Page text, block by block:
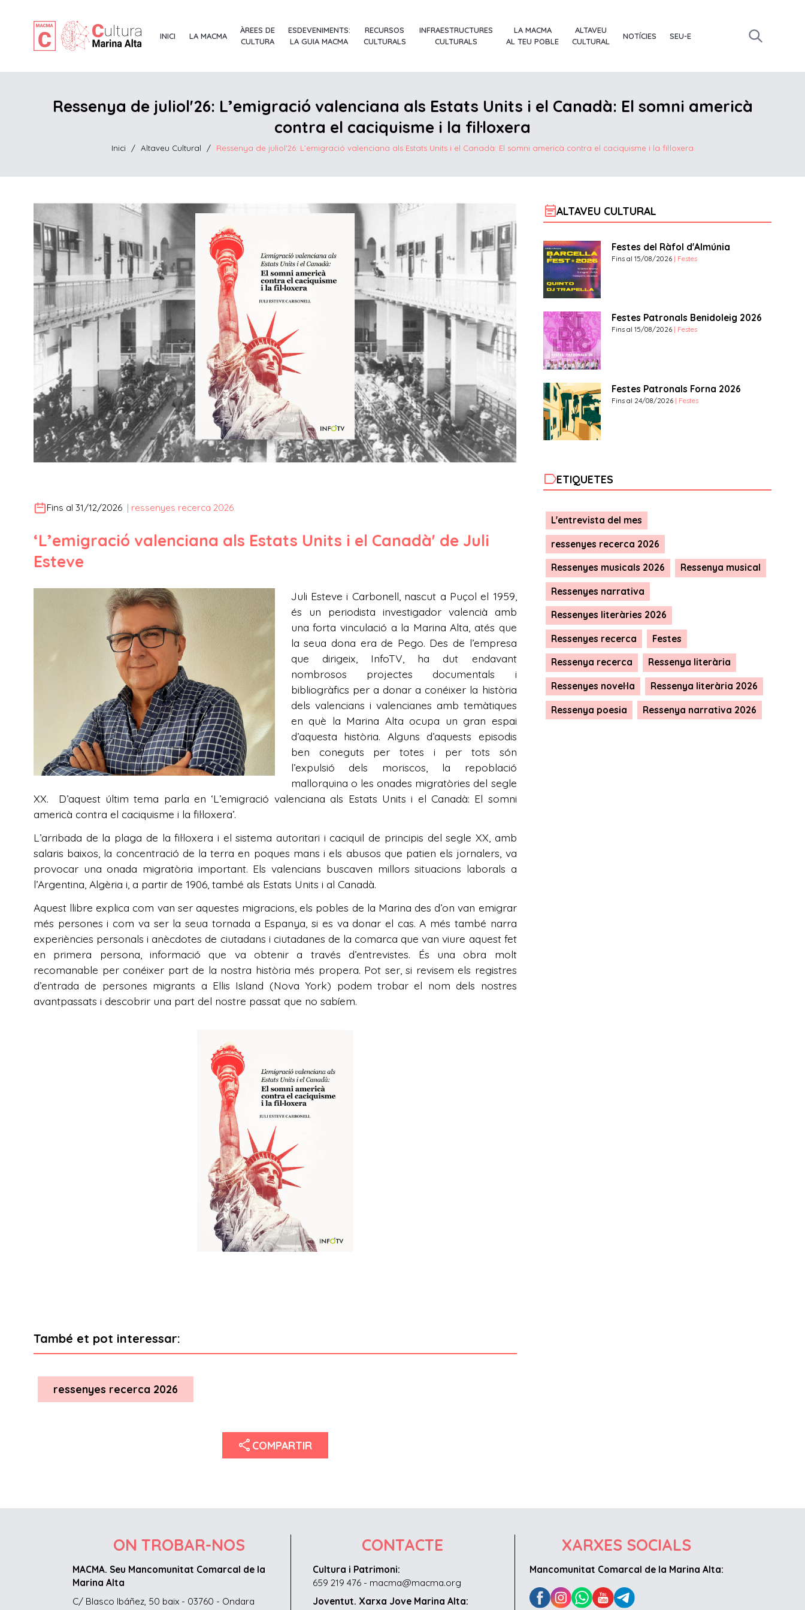
INICI LA MACMA
ÀREES DE
CULTURA
ESDEVENIMENTS:
LA GUIA MACMA
RECURSOS
CULTURALS
INFRAESTRUCTURES
CULTURALS
LA MACMA
AL TEU POBLE
ALTAVEU
CULTURAL
NOTÍCIES SEU-E
Ressenya de juliol'26: L’emigració valenciana als Estats Units i el Canadà: El somni americà
contra el caciquisme i la fil·loxera
Inici / Altaveu Cultural / Ressenya de juliol'26: L’emigració valenciana als Estats Units i el Canadà: El somni americà contra el caciquisme i la fil·loxera
Fins al 31/12/2026 | ressenyes recerca 2026
‘L’emigració valenciana als Estats Units i el Canadà' de Juli
Esteve
Juli Esteve i Carbonell, nascut a Puçol el 1959,
és un periodista investigador valencià amb
una forta vinculació a la Marina Alta, atés que
la seua dona era de Pego. Des de l’empresa
que dirigeix, InfoTV, ha dut endavant
nombrosos projectes documentals i
bibliogràfics per a donar a conéixer la història
dels valencians i valencianes amb temàtiques
en què la Marina Alta ocupa un gran espai
d’aquesta història. Alguns d’aquests episodis
ben coneguts per totes i per tots són
l’expulsió dels moriscos, la repoblació
mallorquina o les onades migratòries del segle
XX. D’aquest últim tema parla en ‘L’emigració valenciana als Estats Units i el Canadà: El somni
americà contra el caciquisme i la fil·loxera’.
L’arribada de la plaga de la fil·loxera i el sistema autoritari i caciquil de principis del segle XX, amb
salaris baixos, la concentració de la terra en poques mans i els abusos que patien els jornalers, va
provocar una onada migratòria important. Els valencians buscaven millors situacions laborals a
l’Argentina, Algèria i, a partir de 1906, també als Estats Units i al Canadà.
Aquest llibre explica com van ser aquestes migracions, els pobles de la Marina des d’on van emigrar
més persones i com va ser la seua tornada a Espanya, si es va donar el cas. A més també narra
experiències personals i anècdotes de ciutadans i ciutadanes de la comarca que van viure aquest fet
en primera persona, informació que va obtenir a través d’entrevistes. És una obra molt
recomanable per conéixer part de la nostra història més propera. Pot ser, si revisem els registres
d’entrada de persones migrants a Ellis Island (Nova York) podem trobar el nom dels nostres
avantpassats i descobrir una part del nostre passat que no sabíem.
També et pot interessar:
ressenyes recerca 2026
share COMPARTIR
event_noteALTAVEU CULTURAL
Festes del Ràfol d'Almúnia
Fins al 15/08/2026 | Festes
Festes Patronals Benidoleig 2026
Fins al 15/08/2026 | Festes
Festes Patronals Forna 2026
Fins al 24/08/2026 | Festes
labelETIQUETES
L'entrevista del mes
ressenyes recerca 2026
Ressenyes musicals 2026 Ressenya musical
Ressenyes narrativa
Ressenyes literàries 2026
Ressenyes recerca Festes
Ressenya recerca Ressenya literària
Ressenyes novel·la Ressenya literària 2026
Ressenya poesia Ressenya narrativa 2026
ON TROBAR-NOS
MACMA. Seu Mancomunitat Comarcal de la
Marina Alta
C/ Blasco Ibáñez, 50 baix - 03760 - Ondara
CONTACTE
Cultura i Patrimoni:
659 219 476 - macma@macma.org
Joventut. Xarxa Jove Marina Alta:
XARXES SOCIALS
Mancomunitat Comarcal de la Marina Alta: